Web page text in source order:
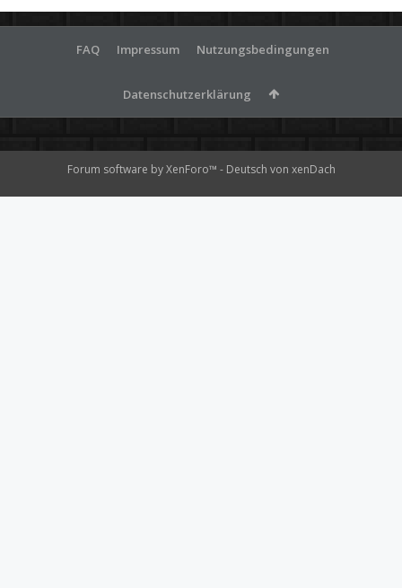
FAQ Impressum Nutzungsbedingungen
Datenschutzerklärung
Forum software by XenForo™ - Deutsch von xenDach